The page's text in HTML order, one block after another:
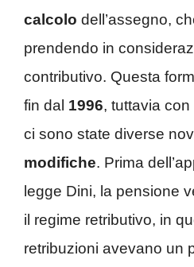
calcolo dell’assegno,
prendendo in
contributivo. Questa
fin dal 1996, tuttavia
ci sono state diverse
modifiche. Prima
legge Dini, la pensione
il regime retributivo, in
retribuzioni avevano un